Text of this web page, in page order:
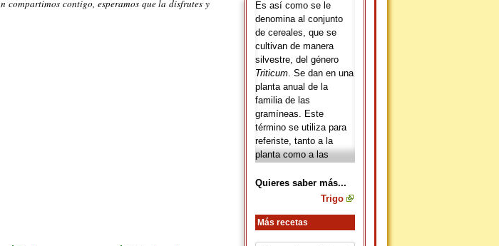
compartimos contigo, esperamos que la disfrutes y
Es así como se le
denomina al conjunto
de cereales, que se
cultivan de manera
silvestre, del género
Triticum. Se dan en una
planta anual de la
familia de las
gramíneas. Este
término se utiliza para
referiste, tanto a la
planta como a las
de color amarillo y se
utilizan para elaborar
sémola, cerveza y otros
Quieres saber más...
Trigo
Más recetas